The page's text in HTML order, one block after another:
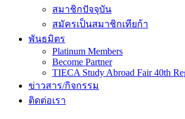
สมาชิกปัจจุบัน
สมัครเป็นสมาชิกเทียก้า
พันธมิตร
Platinum Members
Become Partner
TIECA Study Abroad Fair 40th
ข่าวสาร/กิจกรรม
ติดต่อเรา